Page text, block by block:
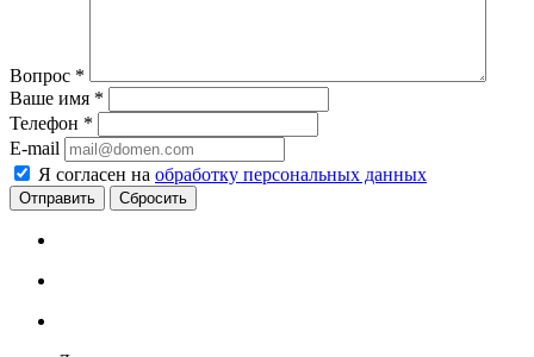
Вопрос *
Ваше имя *
Телефон *
E-mail
Я согласен на обработку персональных данных
Сбросить